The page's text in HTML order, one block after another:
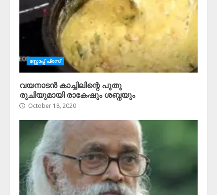
സ്റ്റോപ്പ്‌ പ്രസ്‌
വയനാടൻ കാച്ചിലിന്റെ പുതു
രുചിയുമായി രാകേഷും ശബ്നയും
October 18, 2020